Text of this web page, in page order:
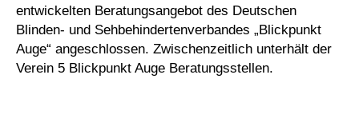
entwickelten Beratungsangebot des Deutschen
Blinden- und Sehbehindertenverbandes „Blickpunkt
Auge“ angeschlossen. Zwischenzeitlich unterhält der
Verein 5 Blickpunkt Auge Beratungsstellen.